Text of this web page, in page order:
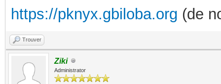
https://pknyx.gbiloba.org (de
Trouver
Ziki
Administrator